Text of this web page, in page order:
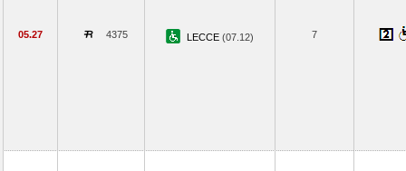
05.27 4375 LECCE (07.12) 7